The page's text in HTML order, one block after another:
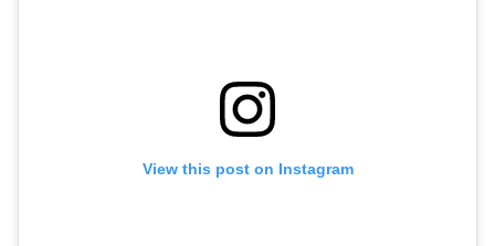
View this post on Instagram